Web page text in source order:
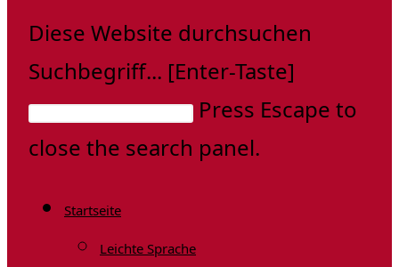
Diese Website durchsuchen
Suchbegriff... [Enter-Taste]
Press Escape to
close the search panel.
Startseite
Leichte Sprache